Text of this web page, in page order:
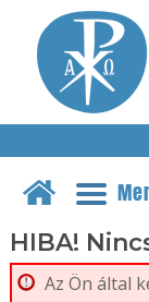
HIBA!
Az Ön által